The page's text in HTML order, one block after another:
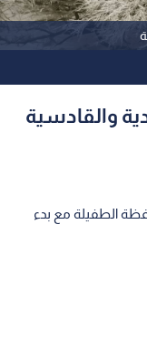
والقادسية
الطفيلة مع بدء